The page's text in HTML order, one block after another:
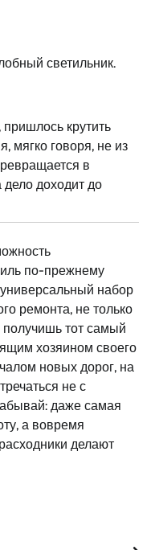
светильник.
крутить
мягко говоря, не из
в
дело доходит до
по-прежнему
набор
ремонта, не только
тот самый
хозяином своего
новых дорог, на
не с
даже самая
а вовремя
делают